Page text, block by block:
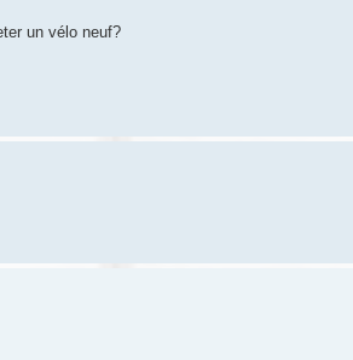
un vélo neuf?